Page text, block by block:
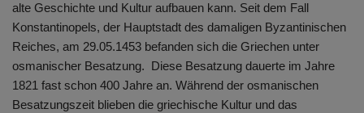
alte Geschichte und Kultur aufbauen kann. Seit dem Fall
Konstantinopels, der Hauptstadt des damaligen Byzantinischen
Reiches, am 29.05.1453 befanden sich die Griechen unter
osmanischer Besatzung. Diese Besatzung dauerte im Jahre
1821 fast schon 400 Jahre an. Während der osmanischen
Besatzungszeit blieben die griechische Kultur und das